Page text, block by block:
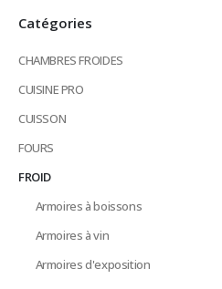
Catégories
CHAMBRES FROIDES
CUISINE PRO
CUISSON
FOURS
FROID
Armoires à boissons
Armoires à vin
Armoires d'exposition